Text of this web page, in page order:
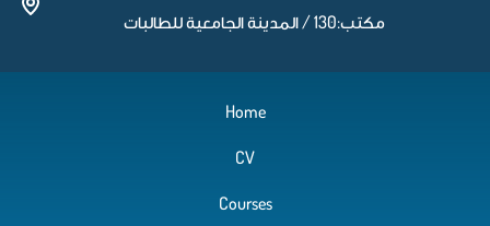
مكتب:130 / المدينة الجامعية للطالبات
Home
CV
Courses